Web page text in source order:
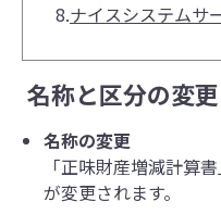
8.ナイスシステムサ
名称と区分の変更
名称の変更
「正味財産増減計算
が変更されます。